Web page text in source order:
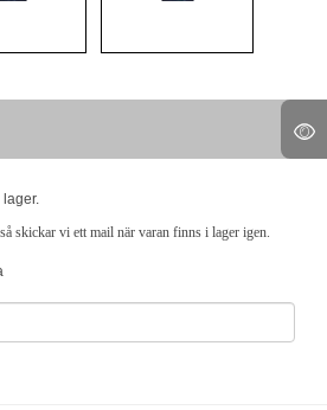
lager.
skickar vi ett mail när varan finns i lager igen.